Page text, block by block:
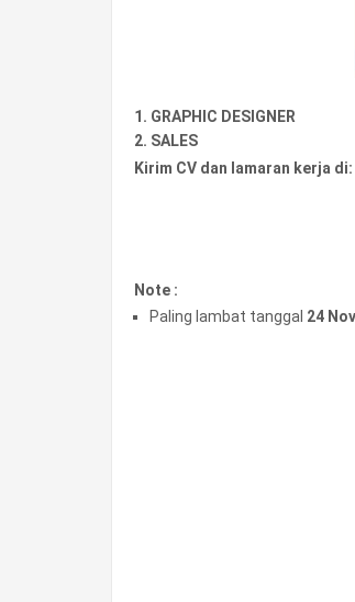
1. GRAPHIC DESIGNER
2. SALES
Kirim CV dan lamaran kerja di:
Note :
Paling lambat tanggal 24